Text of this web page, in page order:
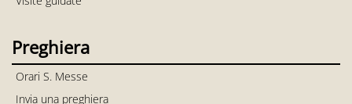
Preghiera
Orari S. Messe
Invia una preghiera